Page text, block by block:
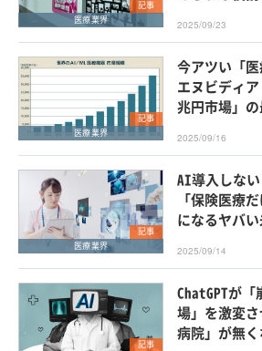
記事
医療業界
2025/09/23
記事
医療業界
今アツい「
エヌビディ
兆円市場」
2025/09/16
記事
医療業界
AI導入しな
「保険医療
になるヤバ
2025/09/14
記事
ChatGPTが
場」を激変
病院」が無